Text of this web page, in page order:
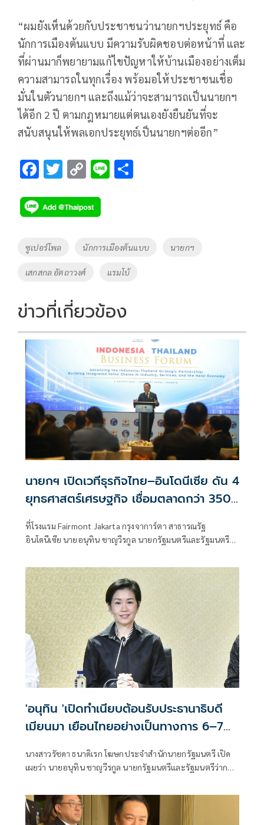
“ผมยังเห็นด้วยกับประชาชนว่านายกฯประยุทธ์ คือ
นักการเมืองต้นแบบ มีความรับผิดชอบต่อหน้าที่ และ
ที่ผ่านมาก็พยายามแก้ไขปัญหาให้บ้านเมืองอย่างเต็ม
ความสามารถในทุกเรื่อง พร้อมอให้ประชาชนเชื่อ
มั่นในตัวนายกฯ และถึงแม้ว่าจะสามารถเป็นนายกฯ
ได้อีก 2 ปี ตามกฎหมายแต่ตนเองยังยืนยันที่จะ
สนับสนุนให้พลเอกประยุทธ์เป็นนายกฯต่ออีก”
F
e
b
o
k
T
tt
er
C
p
y
Li
n
Li
Tags
ซูเปอร์โพล นักการเมืองต้นแบบ นายกฯ
เสกสกล อัตถาวงศ์ แรมโบ้
ข่าวที่เกี่ยวข้อง
นายกฯ เปิดเวทีธุรกิจไทย–อินโดนีเซีย ดัน 4
ยุทธศาสตร์เศรษฐกิจ เชื่อมตลาดกว่า 350
ล้านคน
ที่โรงแรม Fairmont Jakarta กรุงจาการ์ตา สาธารณรัฐ
อินโดนีเซีย นายอนุทิน ชาญวีรกูล นายกรัฐมนตรีและรัฐมนตรี
'อนุทิน 'เปิดทำเนียบต้อนรับประธานาธิบดี
เมียนมา เยือนไทยอย่างเป็นทางการ 6–7
นางสาวรัชดา ธนาดิเรก โฆษกประจำสำนักนายกรัฐมนตรี เปิด
เผยว่า นายอนุทิน ชาญวีรกูล นายกรัฐมนตรีและรัฐมนตรีว่าการ